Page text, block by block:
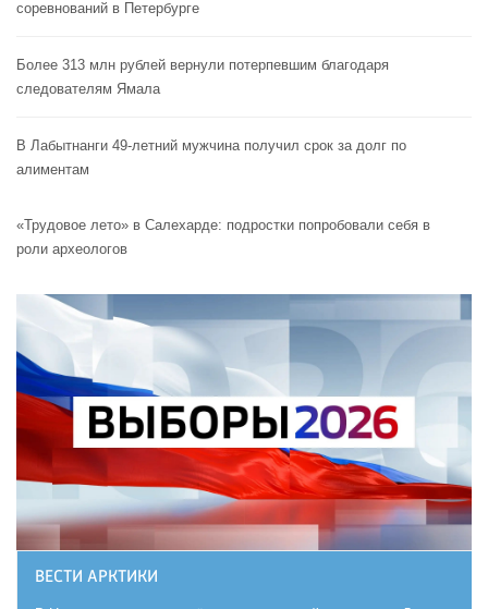
соревнований в Петербурге
Более 313 млн рублей вернули потерпевшим благодаря
следователям Ямала
В Лабытнанги 49-летний мужчина получил срок за долг по
алиментам
«Трудовое лето» в Салехарде: подростки попробовали себя в
роли археологов
ВЕСТИ АРКТИКИ